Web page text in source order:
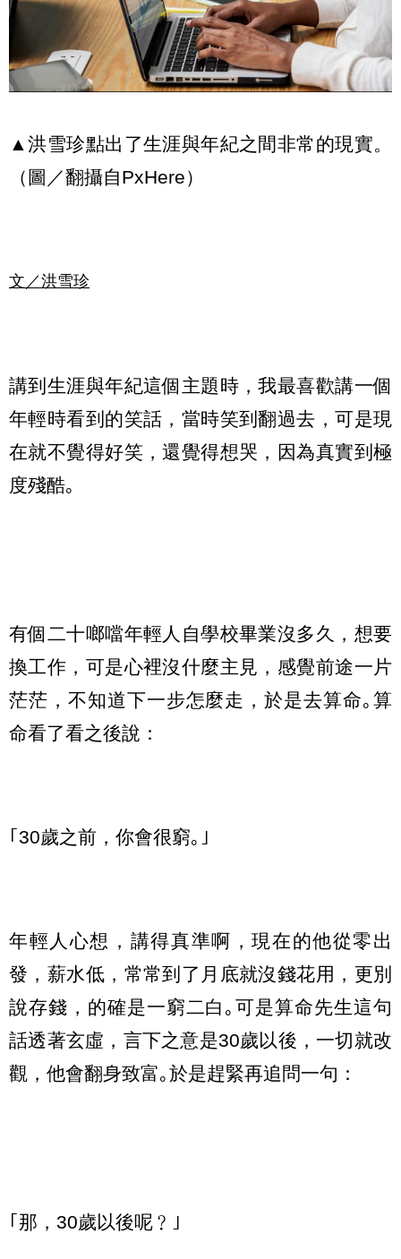
▲洪雪珍點出了生涯與年紀之間非常的現實。
（圖／翻攝自PxHere）
文／洪雪珍
講到生涯與年紀這個主題時，我最喜歡講一個
年輕時看到的笑話，當時笑到翻過去，可是現
在就不覺得好笑，還覺得想哭，因為真實到極
度殘酷｡
有個二十啷噹年輕人自學校畢業沒多久，想要
換工作，可是心裡沒什麼主見，感覺前途一片
茫茫，不知道下一步怎麼走，於是去算命｡算
命看了看之後說：
｢30歲之前，你會很窮｡｣
年輕人心想，講得真準啊，現在的他從零出
發，薪水低，常常到了月底就沒錢花用，更別
說存錢，的確是一窮二白｡可是算命先生這句
話透著玄虛，言下之意是30歲以後，一切就改
觀，他會翻身致富｡於是趕緊再追問一句：
｢那，30歲以後呢﹖｣